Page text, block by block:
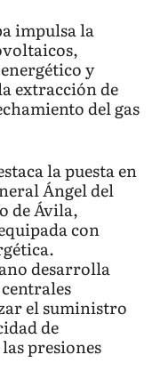
impulsa la
y
extracción de
del gas
la puesta en
Ángel del
de Ávila,
con
desarrolla
el suministro
de
presiones